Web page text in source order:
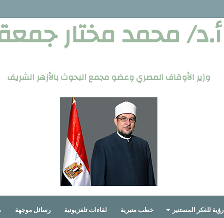
أ.د/ محمد مختار
وزير الأوقاف المصري وعضو مجمع البحوث بالأزهر الشريف
رؤية للفكر المستنير خطب منبرية لقاءات تلفزيونية رسائل موجهة